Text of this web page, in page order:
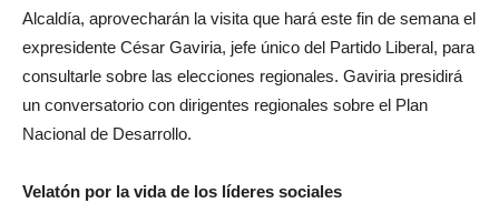
Alcaldía, aprovecharán la visita que hará este fin de semana el
expresidente César Gaviria, jefe único del Partido Liberal, para
consultarle sobre las elecciones regionales. Gaviria presidirá
un conversatorio con dirigentes regionales sobre el Plan
Nacional de Desarrollo.
Velatón por la vida de los líderes sociales